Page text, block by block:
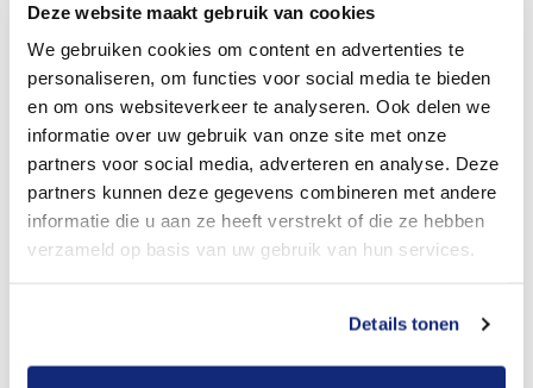
Deze website maakt gebruik van cookies
We gebruiken cookies om content en advertenties te
personaliseren, om functies voor social media te bieden
en om ons websiteverkeer te analyseren. Ook delen we
informatie over uw gebruik van onze site met onze
partners voor social media, adverteren en analyse. Deze
partners kunnen deze gegevens combineren met andere
informatie die u aan ze heeft verstrekt of die ze hebben
verzameld op basis van uw gebruik van hun services.
Details tonen
Bekijk tarieven voor begrafenis